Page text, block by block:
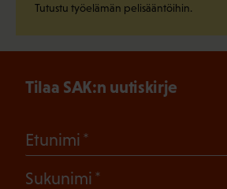
Tutustu työelämän pelisääntöihin.
Tilaa SAK:n uutiskirje
Etunimi
Sukunimi